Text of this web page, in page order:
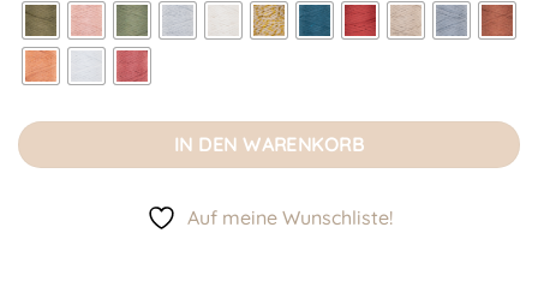
IN DEN WARENKORB
Auf meine Wunschliste!